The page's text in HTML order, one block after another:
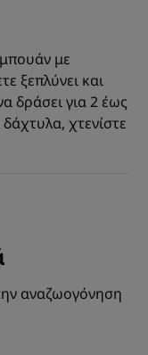
με
ξεπλύνει και
δράσει για 2 έως
χτενίστε
αναζωογόνηση